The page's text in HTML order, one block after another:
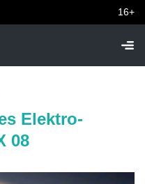
16+
Elektro-
08